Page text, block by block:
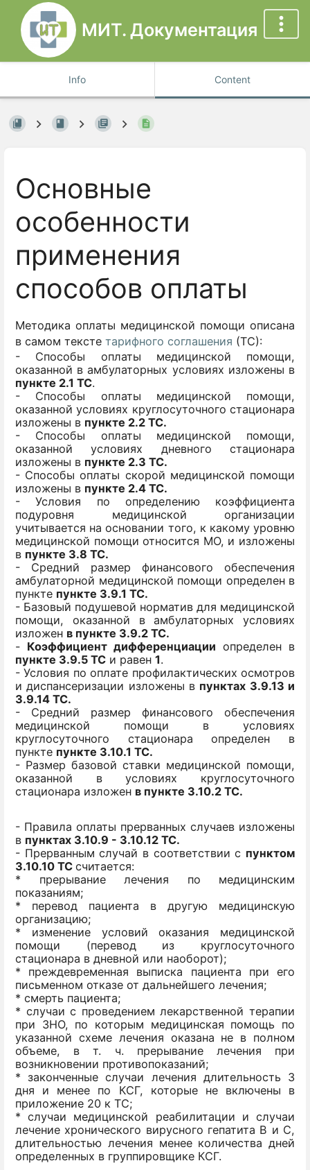
МИТ. Документация
Info Content
Основные
особенности
применения
способов оплаты
Методика оплаты медицинской помощи описана
в самом тексте тарифного соглашения (ТС):
- Способы оплаты медицинской помощи,
оказанной в амбулаторных условиях изложены в
пункте 2.1 ТС.
- Способы оплаты медицинской помощи,
оказанной условиях круглосуточного стационара
изложены в пункте 2.2 ТС.
- Способы оплаты медицинской помощи,
оказанной условиях дневного стационара
изложены в пункте 2.3 ТС.
- Способы оплаты скорой медицинской помощи
изложены в пункте 2.4 ТС.
- Условия по определению коэффициента
подуровня медицинской организации
учитывается на основании того, к какому уровню
медицинской помощи относится МО, и изложены
в пункте 3.8 ТС.
- Средний размер финансового обеспечения
амбулаторной медицинской помощи определен в
пункте пункте 3.9.1 ТС.
- Базовый подушевой норматив для медицинской
помощи, оказанной в амбулаторных условиях
изложен в пункте 3.9.2 ТС.
- Коэффициент дифференциации определен в
пункте 3.9.5 ТС и равен 1.
- Условия по оплате профилактических осмотров
и диспансеризации изложены в пунктах 3.9.13 и
3.9.14 ТС.
- Средний размер финансового обеспечения
медицинской помощи в условиях
круглосуточного стационара определен в
пункте пункте 3.10.1 ТС.
- Размер базовой ставки медицинской помощи,
оказанной в условиях круглосуточного
стационара изложен в пункте 3.10.2 ТС.
- Правила оплаты прерванных случаев изложены
в пунктах 3.10.9 - 3.10.12 ТС.
- Прерванным случай в соответствии с пунктом
3.10.10 ТС считается:
* прерывание лечения по медицинским
показаниям;
* перевод пациента в другую медицинскую
организацию;
* изменение условий оказания медицинской
помощи (перевод из круглосуточного
стационара в дневной или наоборот);
* преждевременная выписка пациента при его
письменном отказе от дальнейшего лечения;
* смерть пациента;
* случаи с проведением лекарственной терапии
при ЗНО, по которым медицинская помощь по
указанной схеме лечения оказана не в полном
объеме, в т. ч. прерывание лечения при
возникновении противопоказаний;
* законченные случаи лечения длительность 3
дня и менее по КСГ, которые не включены в
приложение 20 к ТС;
* случаи медицинской реабилитации и случаи
лечение хронического вирусного гепатита В и С,
длительностью лечения менее количества дней
определенных в группировщике КСГ.